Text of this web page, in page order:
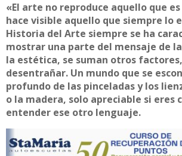
«El arte no reproduce aquello que
hace visible aquello que siempre lo
Historia del Arte siempre se ha
mostrar una parte del mensaje de
la estética, se suman otros
desentrañar. Un mundo que se
profundo de las pinceladas y los
o la madera, solo apreciable si eres
entender ese otro lenguaje.